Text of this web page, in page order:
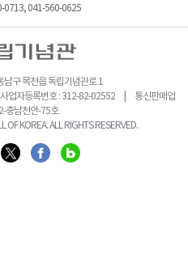
0713, 041-560-0625
남구 목천읍 독립기념관로 1
자등록번호 : 312-82-02552 | 통신판매업
충남천안-75호
KOREA. ALL RIGHTS RESERVED.